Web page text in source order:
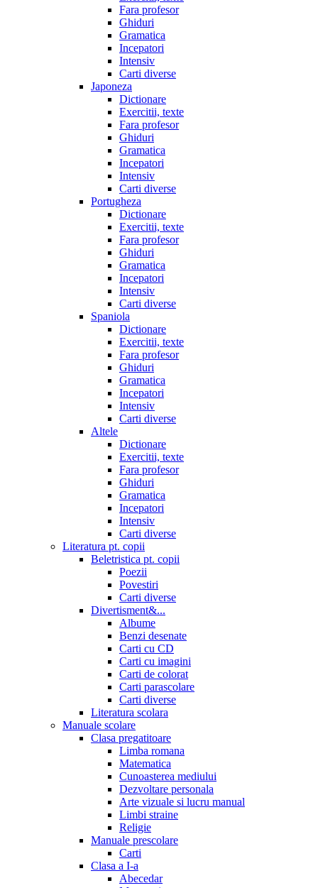
Fara profesor
Ghiduri
Gramatica
Incepatori
Intensiv
Carti diverse
Japoneza
Dictionare
Exercitii, texte
Fara profesor
Ghiduri
Gramatica
Incepatori
Intensiv
Carti diverse
Portugheza
Dictionare
Exercitii, texte
Fara profesor
Ghiduri
Gramatica
Incepatori
Intensiv
Carti diverse
Spaniola
Dictionare
Exercitii, texte
Fara profesor
Ghiduri
Gramatica
Incepatori
Intensiv
Carti diverse
Altele
Dictionare
Exercitii, texte
Fara profesor
Ghiduri
Gramatica
Incepatori
Intensiv
Carti diverse
Literatura pt. copii
Beletristica pt. copii
Poezii
Povestiri
Carti diverse
Divertisment&...
Albume
Benzi desenate
Carti cu CD
Carti cu imagini
Carti de colorat
Carti parascolare
Carti diverse
Literatura scolara
Manuale scolare
Clasa pregatitoare
Limba romana
Matematica
Cunoasterea mediului
Dezvoltare personala
Arte vizuale si lucru manual
Limbi straine
Religie
Manuale prescolare
Carti
Clasa a I-a
Abecedar